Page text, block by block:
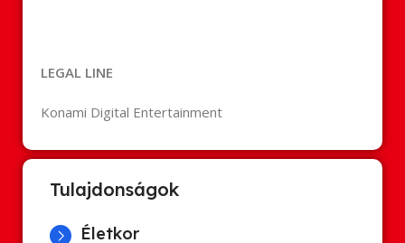
LEGAL LINE
Konami Digital Entertainment
Tulajdonságok
Életkor